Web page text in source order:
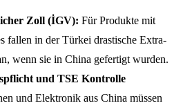
Zoll (İGV): Für Produkte mit
fallen in der Türkei drastische Extra-
wenn sie in China gefertigt wurden.
und TSE Kontrolle
und Elektronik aus China müssen